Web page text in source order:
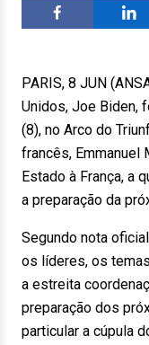
PARIS, 8 JUN
Unidos, Joe Biden,
(8), no Arco do
francês, Emmanuel
Estado à França, a
a preparação da
Segundo nota
os líderes, os
a estreita
preparação dos
particular a cúpula